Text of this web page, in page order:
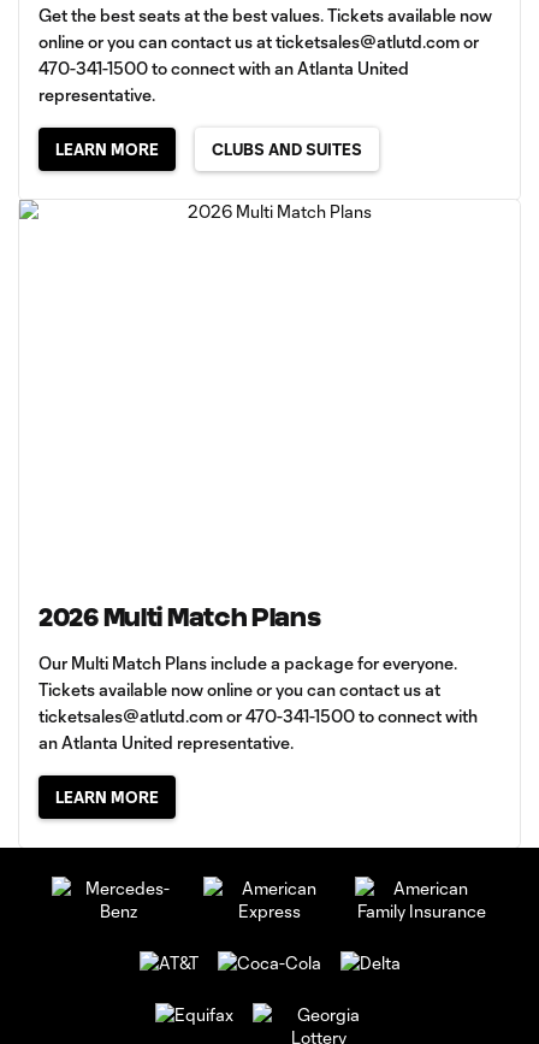
Get the best seats at the best values. Tickets available now
online or you can contact us atticketsales@atlutd.comor
470-341-1500 to connect with an Atlanta United
representative.
LEARN MORE CLUBS AND SUITES
2026 Multi Match Plans
Our Multi Match Plans include a package for everyone.
Tickets available now online or you can contact us at
ticketsales@atlutd.comor 470-341-1500 to connect with
an Atlanta United representative.
LEARN MORE